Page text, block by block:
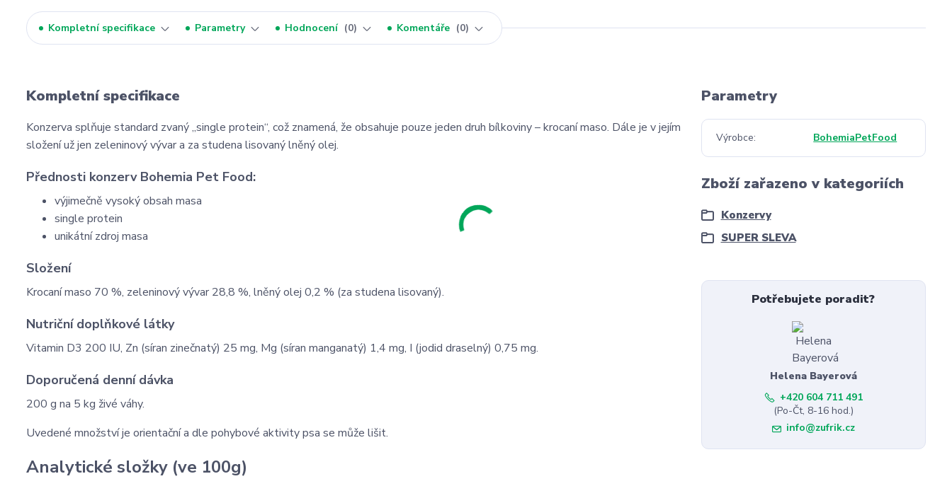
Kompletní specifikace Parametry Hodnocení 0 Komentáře 0
Kompletní specifikace
Konzerva splňuje standard zvaný „single protein“, což znamená, že obsahuje pouze jeden druh bílkoviny – krocaní maso. Dále je v jejím
složení už jen zeleninový vývar a za studena lisovaný lněný olej.
Přednosti konzerv Bohemia Pet Food:
výjimečně vysoký obsah masa
single protein
unikátní zdroj masa
Složení
Krocaní maso 70 %, zeleninový vývar 28,8 %, lněný olej 0,2 % (za studena lisovaný).
Nutriční doplňkové látky
Vitamin D3 200 IU, Zn (síran zinečnatý) 25 mg, Mg (síran manganatý) 1,4 mg, I (jodid draselný) 0,75 mg.
Doporučená denní dávka
200 g na 5 kg živé váhy.
Uvedené množství je orientační a dle pohybové aktivity psa se může lišit.
Analytické složky (ve 100g)
Parametry
Výrobce BohemiaPetFood
Zboží zařazeno v kategoriích
Konzervy
SUPER SLEVA
Potřebujete poradit?
Helena Bayerová
+420 604 711 491
(Po-Čt, 8-16 hod.)
info@zufrik.cz